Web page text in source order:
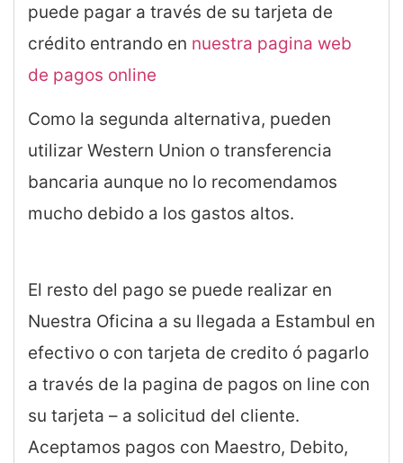
puede pagar a través de su tarjeta de
crédito entrando en nuestra pagina web
de pagos online
Como la segunda alternativa, pueden
utilizar Western Union o transferencia
bancaria aunque no lo recomendamos
mucho debido a los gastos altos.
El resto del pago se puede realizar en
Nuestra Oficina a su llegada a Estambul en
efectivo o con tarjeta de credito ó pagarlo
a través de la pagina de pagos on line con
su tarjeta – a solicitud del cliente.
Aceptamos pagos con Maestro, Debito,